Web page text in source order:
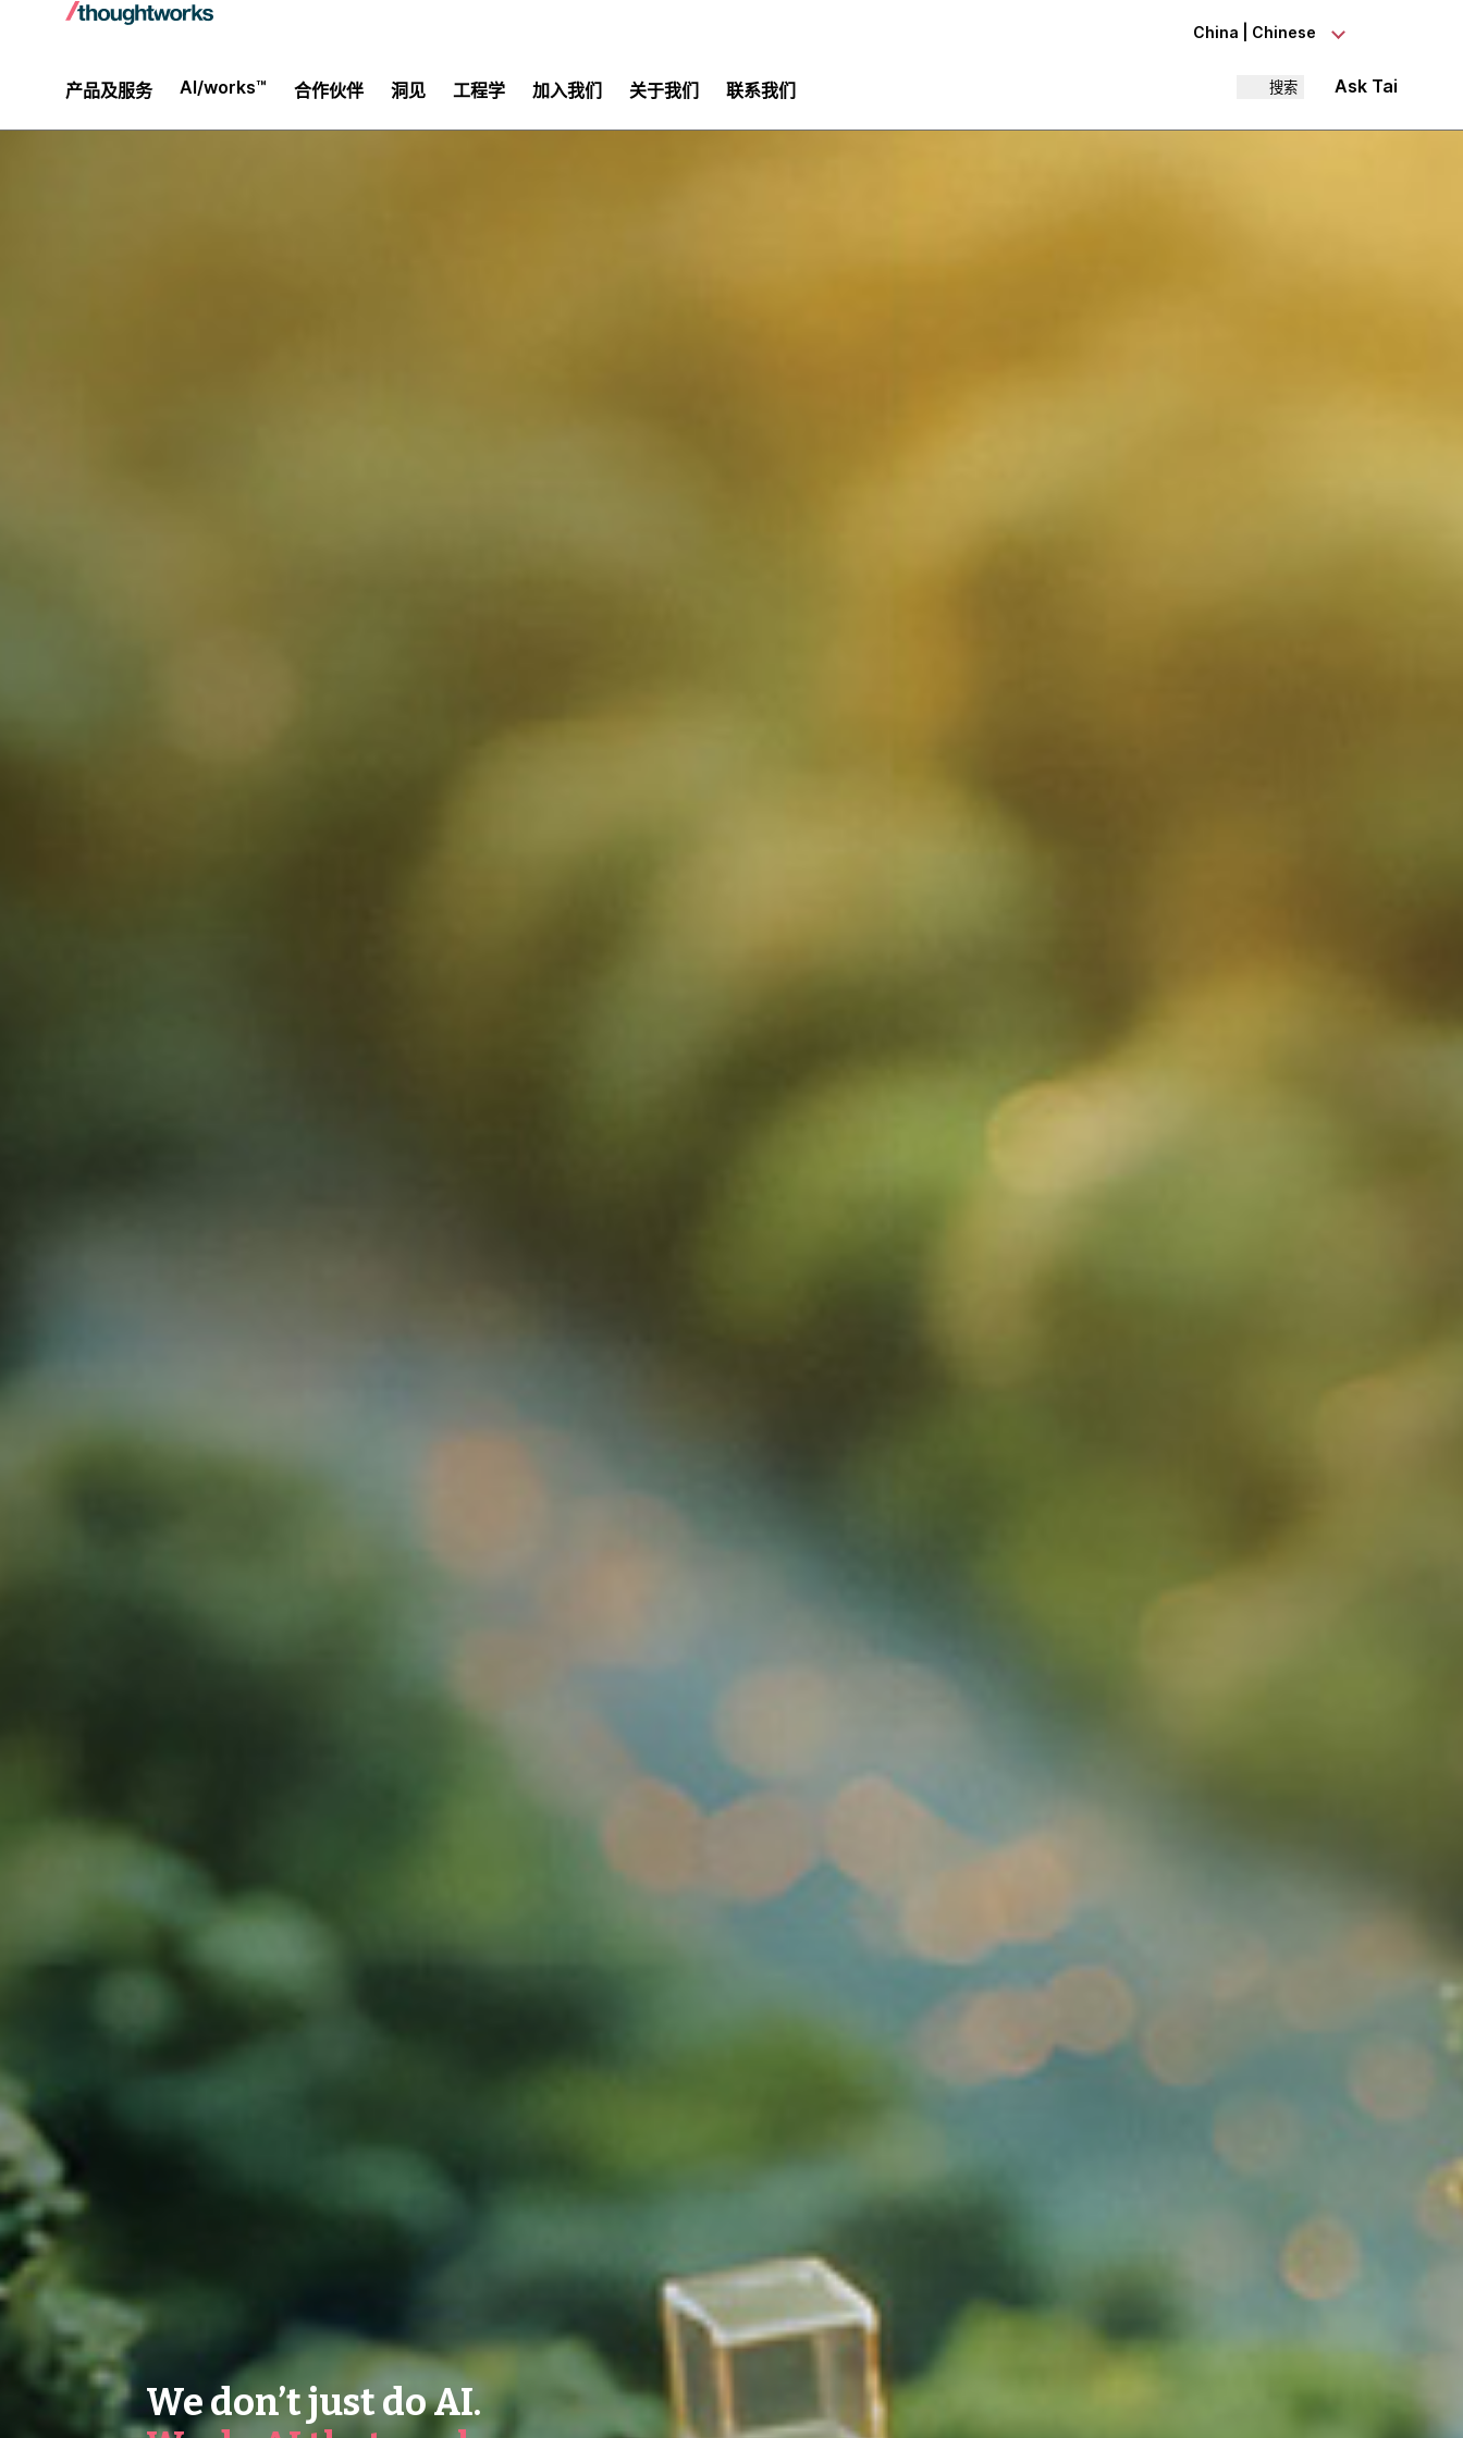
China | Chinese
产品及服务 AI/works™ 合作伙伴 洞见 工程学 加入我们 关于我们 联系我们 搜索 Ask Tai
We don’t just do AI.